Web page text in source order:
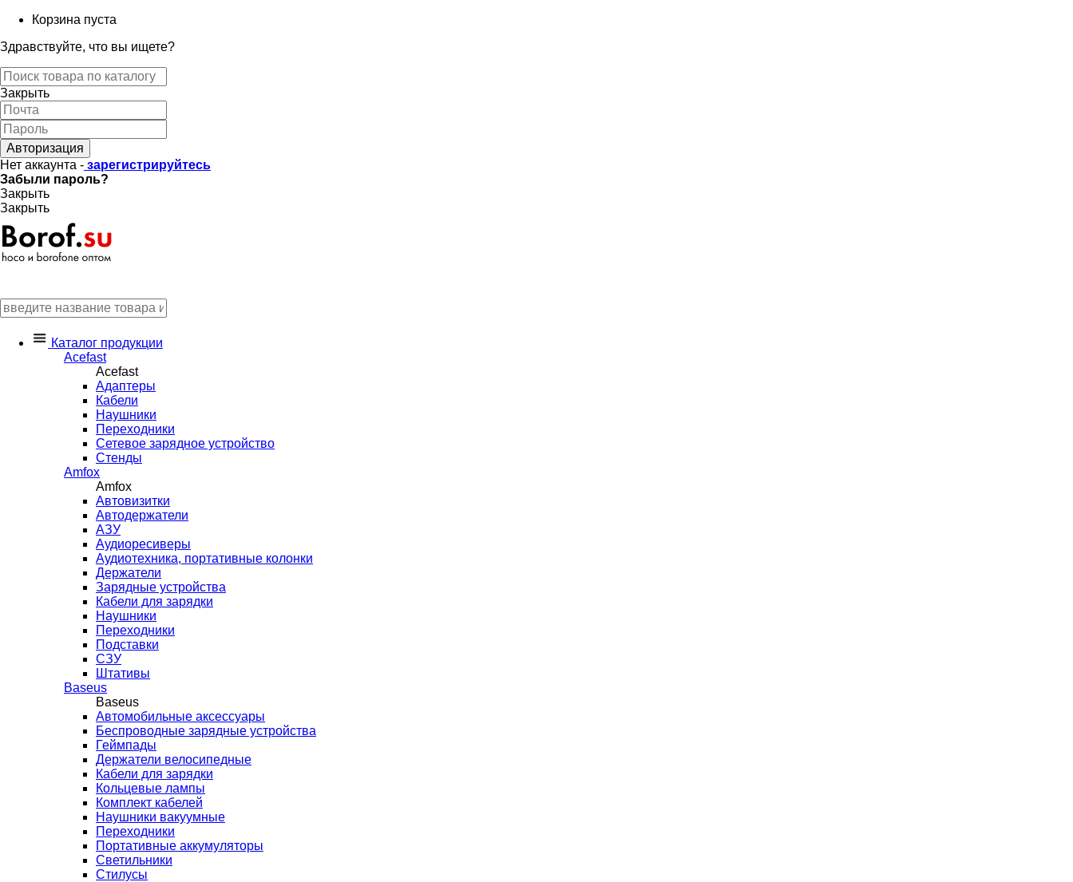
Корзина пуста
Здравствуйте, что вы ищете?
Закрыть
Авторизация
Нет аккаунта - зарегистрируйтесь
Забыли пароль?
Закрыть
Закрыть
Каталог продукции
Acefast
Acefast
Адаптеры
Кабели
Наушники
Переходники
Сетевое зарядное устройство
Стенды
Amfox
Amfox
Автовизитки
Автодержатели
АЗУ
Аудиоресиверы
Аудиотехника, портативные колонки
Держатели
Зарядные устройства
Кабели для зарядки
Наушники
Переходники
Подставки
СЗУ
Штативы
Baseus
Baseus
Автомобильные аксессуары
Беспроводные зарядные устройства
Геймпады
Держатели велосипедные
Кабели для зарядки
Кольцевые лампы
Комплект кабелей
Наушники вакуумные
Переходники
Портативные аккумуляторы
Светильники
Стилусы